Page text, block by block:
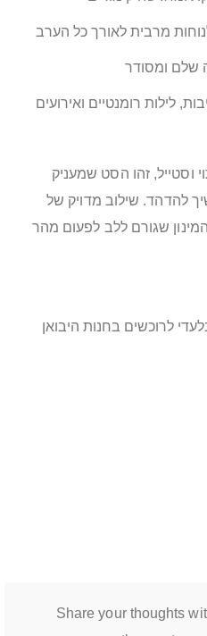
מרבית לאורך כל הערב
שלם ומסודר
לילות רומנטיים ואירועים
וסטייל, זהו הסט שמעניק
להדהד. שילוב מדויק של
שגורם ללב לפעום מהר
בלעדי לרוכשים בחנות היבואן
Share your thoughts